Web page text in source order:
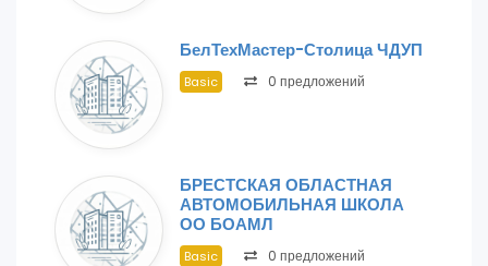
БелТехМастер-Столица ЧДУП
Basic 0 предложений
БРЕСТСКАЯ ОБЛАСТНАЯ
АВТОМОБИЛЬНАЯ ШКОЛА
ОО БОАМЛ
Basic 0 предложений